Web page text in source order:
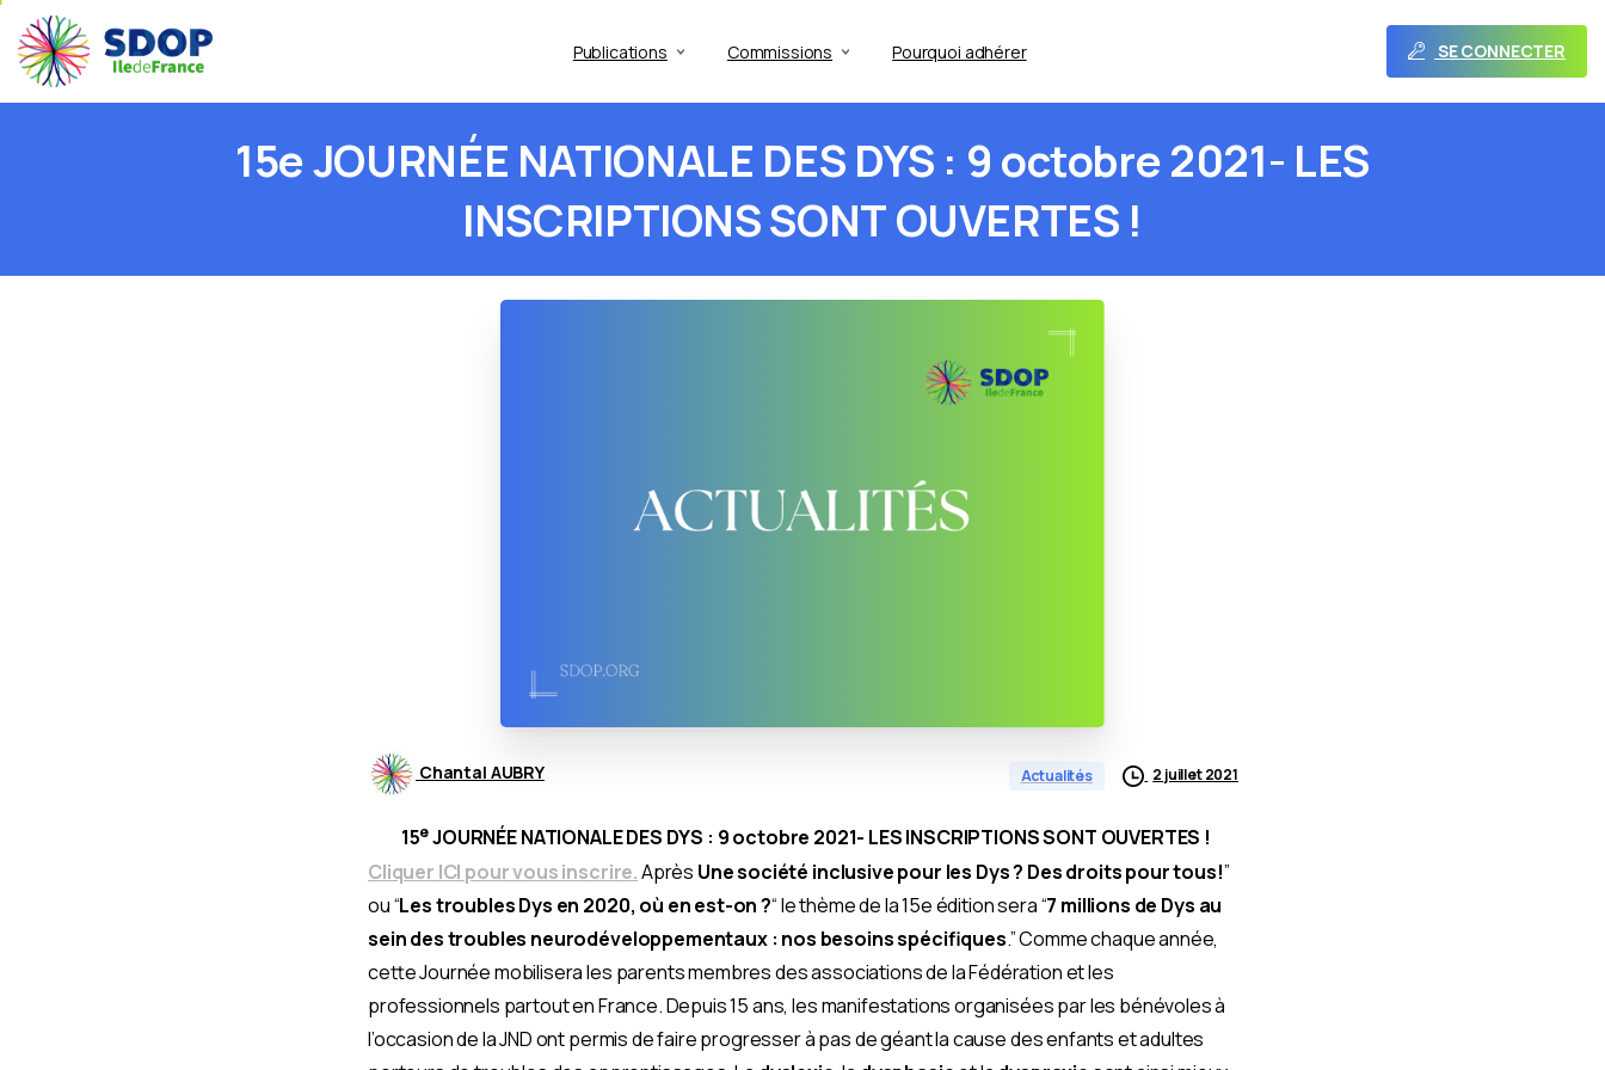
Publications Commissions Pourquoi adhérer SE CONNECTER
15eJOURNÉE NATIONALE DES DYS : 9 octobre2021- LES
INSCRIPTIONSSONTOUVERTES !
Chantal AUBRY Actualités 2 juillet 2021
15eJOURNÉE NATIONALE DES DYS : 9 octobre 2021- LES INSCRIPTIONS SONT OUVERTES !
Cliquer ICI pour vous inscrire.Après Une société inclusive pour les Dys ? Des droits pour tous!”
ou “Les troubles Dys en 2020, où en est-on ?“ le thème de la 15e édition sera “7 millions de Dys au
sein des troubles neurodéveloppementaux : nos besoins spécifiques.” Comme chaque année,
cette Journée mobilisera les parents membres des associations de la Fédération et les
professionnels partout en France. Depuis 15 ans, les manifestations organisées par les bénévoles à
l’occasion de la JND ont permis de faire progresser à pas de géant la cause des enfants et adultes